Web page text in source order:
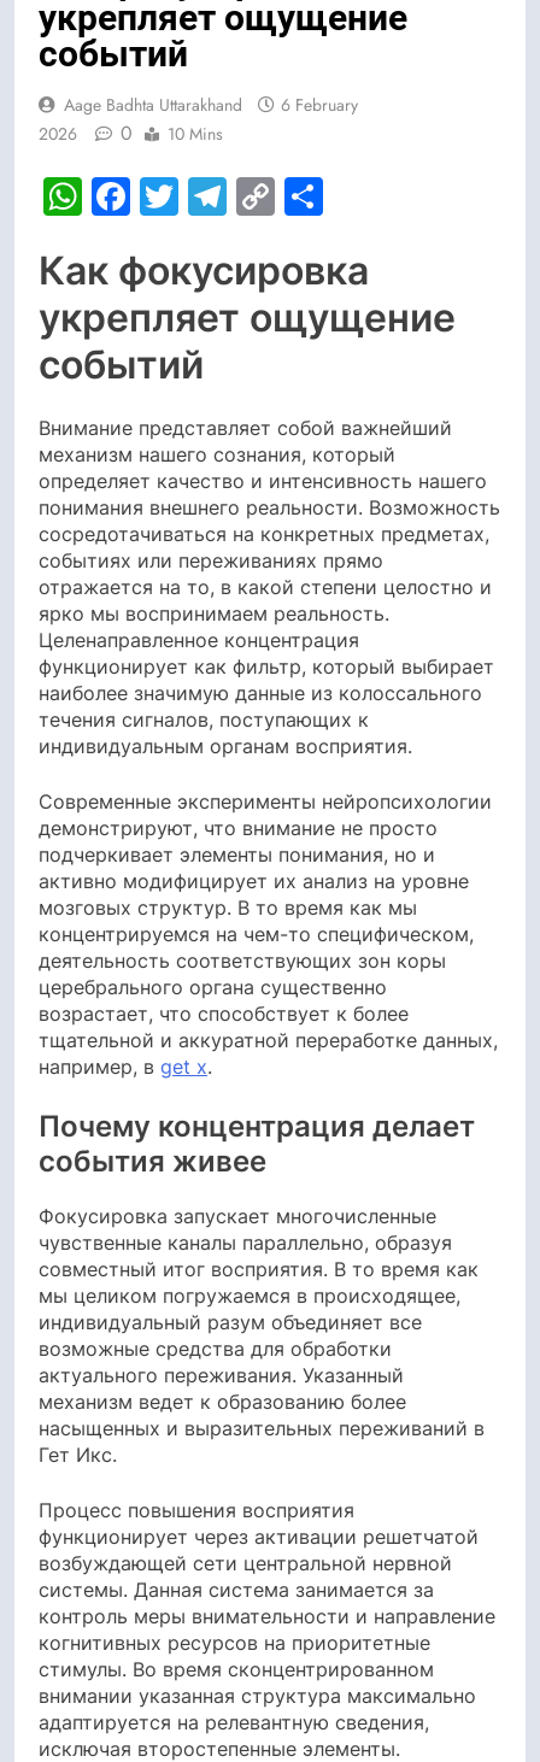
укрепляет ощущение
событий
Aage Badhta Uttarakhand
6 February
2026
0 10 Mins
WhatsApp
Facebook
Twitter
Telegram
Copy
Как фокусировка
укрепляет ощущение
событий
Внимание представляет собой важнейший
механизм нашего сознания, который
определяет качество и интенсивность нашего
понимания внешнего реальности. Возможность
сосредотачиваться на конкретных предметах,
событиях или переживаниях прямо
отражается на то, в какой степени целостно и
ярко мы воспринимаем реальность.
Целенаправленное концентрация
функционирует как фильтр, который выбирает
наиболее значимую данные из колоссального
течения сигналов, поступающих к
индивидуальным органам восприятия.
Современные эксперименты нейропсихологии
демонстрируют, что внимание не просто
подчеркивает элементы понимания, но и
активно модифицирует их анализ на уровне
мозговых структур. В то время как мы
концентрируемся на чем-то специфическом,
деятельность соответствующих зон коры
церебрального органа существенно
возрастает, что способствует к более
тщательной и аккуратной переработке данных,
например, в get x.
Почему концентрация делает
события живее
Фокусировка запускает многочисленные
чувственные каналы параллельно, образуя
совместный итог восприятия. В то время как
мы целиком погружаемся в происходящее,
индивидуальный разум объединяет все
возможные средства для обработки
актуального переживания. Указанный
механизм ведет к образованию более
насыщенных и выразительных переживаний в
Гет Икс.
Процесс повышения восприятия
функционирует через активации решетчатой
возбуждающей сети центральной нервной
системы. Данная система занимается за
контроль меры внимательности и направление
когнитивных ресурсов на приоритетные
стимулы. Во время сконцентрированном
внимании указанная структура максимально
адаптируется на релевантную сведения,
исключая второстепенные элементы.